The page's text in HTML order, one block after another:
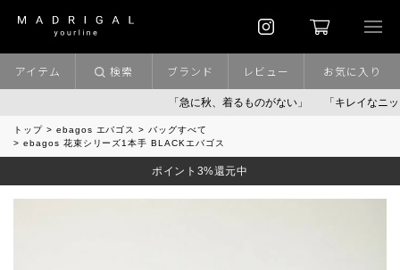
「急に秋、着るものがない」 「キレイなニット」
アイテム 検索 ブランド レビュー お気に入り
トップ ebagos エバゴス
バッグすべて
ebagos 花束シリーズ1本手 BLACKエバゴス
ポイント3%還元中